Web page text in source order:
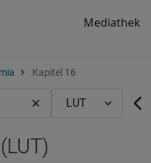
Mediathek
Kapitel 16